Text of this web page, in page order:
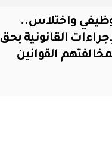
واختلاس..
القانونية بحق